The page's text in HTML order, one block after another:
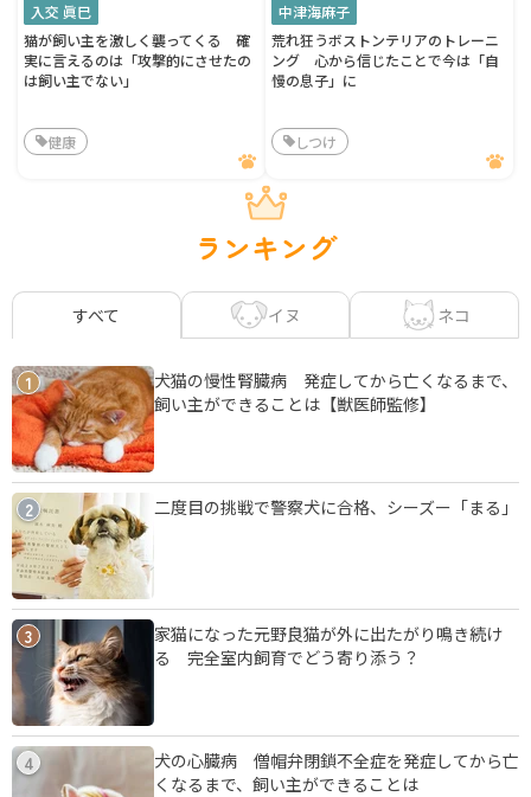
入交 眞巳
猫が飼い主を激しく襲ってくる 確
実に言えるのは「攻撃的にさせたの
は飼い主でない」
健康
中津海麻子
荒れ狂うボストンテリアのトレーニ
ング 心から信じたことで今は「自
慢の息子」に
しつけ
ランキング
すべて イヌ ネコ
1
犬猫の慢性腎臓病 発症してから亡くなるまで、
飼い主ができることは【獣医師監修】
2 二度目の挑戦で警察犬に合格、シーズー「まる」
3
家猫になった元野良猫が外に出たがり鳴き続け
る 完全室内飼育でどう寄り添う？
4
犬の心臓病 僧帽弁閉鎖不全症を発症してから亡
くなるまで、飼い主ができることは